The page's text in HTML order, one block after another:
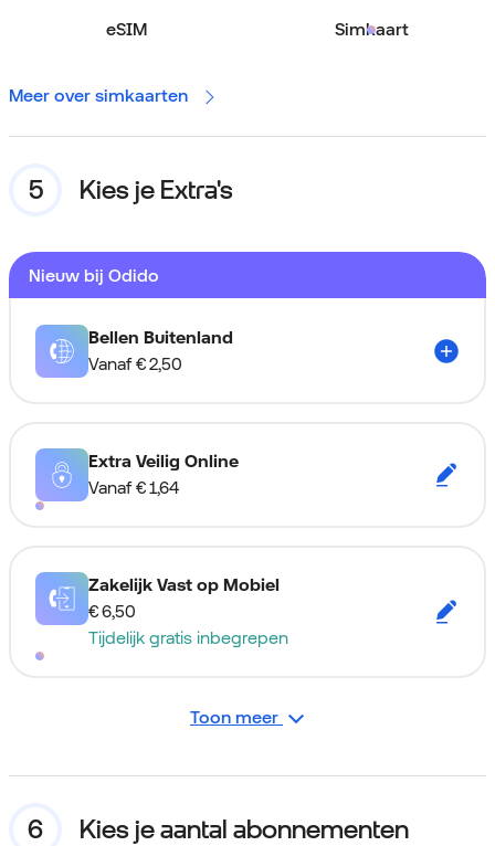
eSIM Simkaart
Meer over simkaarten
Kies je Extra's
Nieuw bij Odido
Bellen Buitenland
Vanaf € 2,50
Extra Veilig Online
Vanaf € 1,64
Zakelijk Vast op Mobiel
€ 6,50
Tijdelijk gratis inbegrepen
Toon meer
Kies je aantal abonnementen